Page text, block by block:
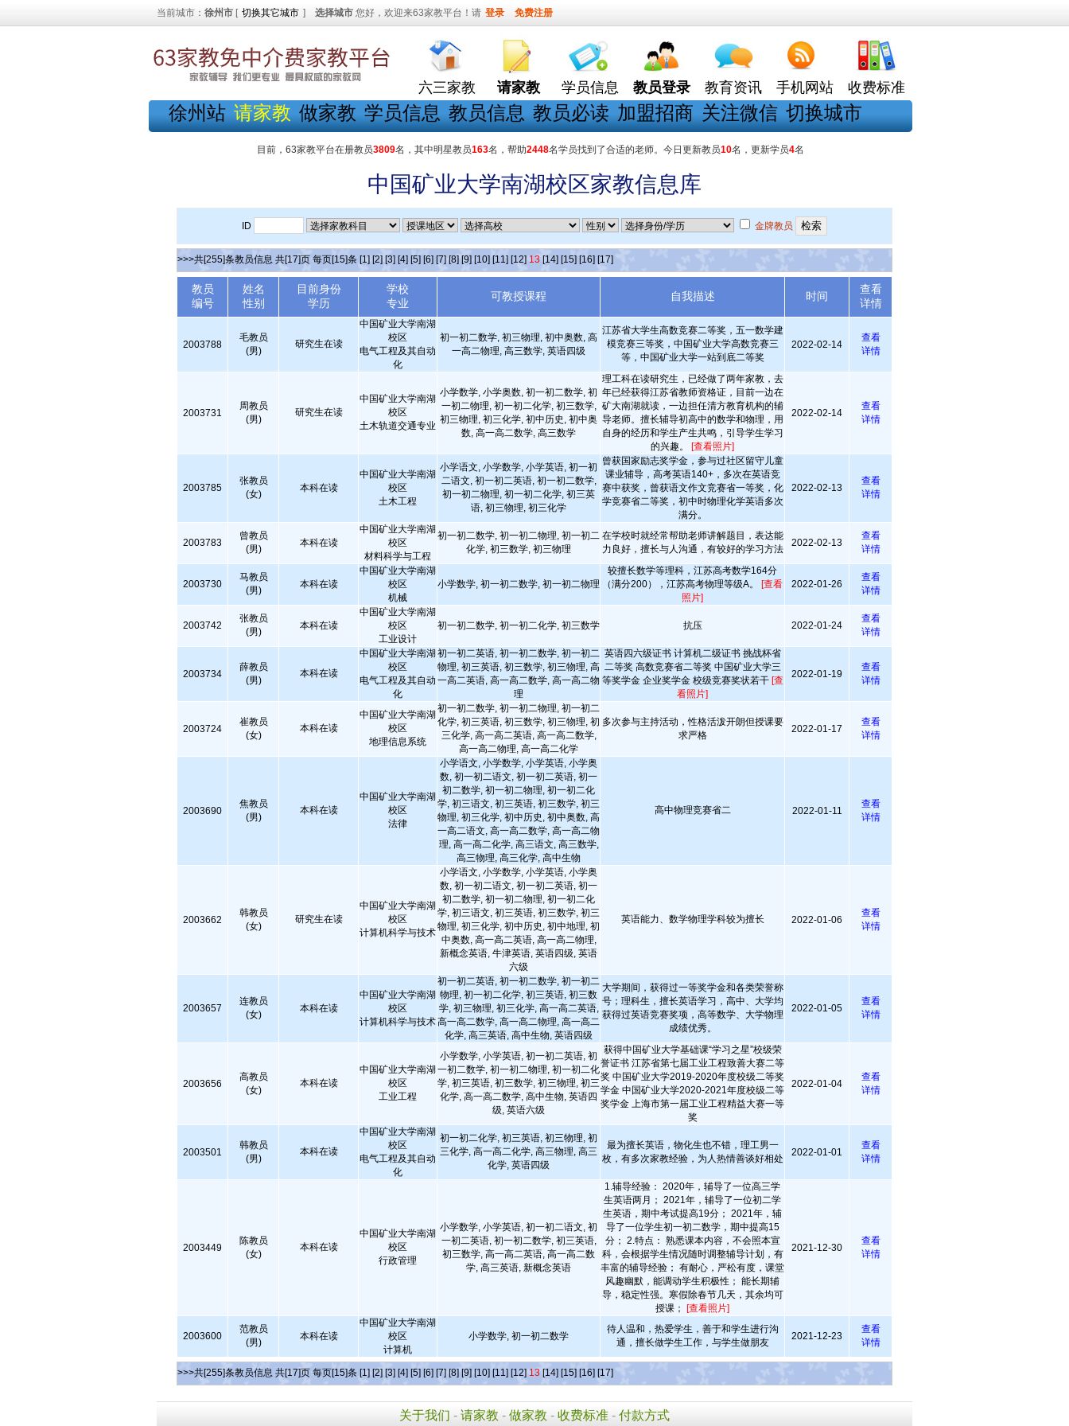
当前城市： 徐州市 [ 切换其它城市 ] 选择城市 您好，欢迎来63家教平台！请 登录 免费注册
六三家教 请家教 学员信息 教员登录 教育资讯 手机网站 收费标准
徐州站 请家教 做家教 学员信息 教员信息 教员必读 加盟招商 关注微信 切换城市
目前，63家教平台在册教员3809名，其中明星教员163名，帮助2448名学员找到了合适的老师。今日更新教员10名，更新学员4名
中国矿业大学南湖校区家教信息库
ID 金牌教员
>>>共[255]条教员信息 共[17]页 每页[15]条 [1] [2] [3] [4] [5] [6] [7] [8] [9] [10] [11] [12] 13 [14] [15] [16] [17]
教员
编号
姓名
性别
目前身份
学历
学校
专业
可教授课程 自我描述 时间
查看
详情
2003788
毛教员
(男)
研究生在读
中国矿业大学南湖
校区
电气工程及其自动
化
初一初二数学, 初三物理, 初中奥数, 高
一高二物理, 高三数学, 英语四级
江苏省大学生高数竞赛二等奖，五一数学建
模竞赛三等奖，中国矿业大学高数竞赛三
等，中国矿业大学一站到底二等奖
2022-02-14
查看
详情
2003731
周教员
(男)
研究生在读
中国矿业大学南湖
校区
土木轨道交通专业
小学数学, 小学奥数, 初一初二数学, 初
一初二物理, 初一初二化学, 初三数学,
初三物理, 初三化学, 初中历史, 初中奥
数, 高一高二数学, 高三数学
理工科在读研究生，已经做了两年家教，去
年已经获得江苏省教师资格证，目前一边在
矿大南湖就读，一边担任清方教育机构的辅
导老师。擅长辅导初高中的数学和物理，用
自身的经历和学生产生共鸣，引导学生学习
的兴趣。 [查看照片]
2022-02-14
查看
详情
2003785
张教员
(女)
本科在读
中国矿业大学南湖
校区
土木工程
小学语文, 小学数学, 小学英语, 初一初
二语文, 初一初二英语, 初一初二数学,
初一初二物理, 初一初二化学, 初三英
语, 初三物理, 初三化学
曾获国家励志奖学金，参与过社区留守儿童
课业辅导，高考英语140+，多次在英语竞
赛中获奖，曾获语文作文竞赛省一等奖，化
学竞赛省二等奖，初中时物理化学英语多次
满分。
2022-02-13
查看
详情
2003783
曾教员
(男)
本科在读
中国矿业大学南湖
校区
材料科学与工程
初一初二数学, 初一初二物理, 初一初二
化学, 初三数学, 初三物理
在学校时就经常帮助老师讲解题目，表达能
力良好，擅长与人沟通，有较好的学习方法
2022-02-13
查看
详情
2003730
马教员
(男)
本科在读
中国矿业大学南湖
校区
机械
小学数学, 初一初二数学, 初一初二物理
较擅长数学等理科，江苏高考数学164分
（满分200），江苏高考物理等级A。 [查看
照片]
2022-01-26
查看
详情
2003742
张教员
(男)
本科在读
中国矿业大学南湖
校区
工业设计
初一初二数学, 初一初二化学, 初三数学 抗压 2022-01-24
查看
详情
2003734
薛教员
(男)
本科在读
中国矿业大学南湖
校区
电气工程及其自动
化
初一初二英语, 初一初二数学, 初一初二
物理, 初三英语, 初三数学, 初三物理, 高
一高二英语, 高一高二数学, 高一高二物
理
英语四六级证书 计算机二级证书 挑战杯省
二等奖 高数竞赛省二等奖 中国矿业大学三
等奖学金 企业奖学金 校级竞赛奖状若干 [查
看照片]
2022-01-19
查看
详情
2003724
崔教员
(女)
本科在读
中国矿业大学南湖
校区
地理信息系统
初一初二数学, 初一初二物理, 初一初二
化学, 初三英语, 初三数学, 初三物理, 初
三化学, 高一高二英语, 高一高二数学,
高一高二物理, 高一高二化学
多次参与主持活动，性格活泼开朗但授课要
求严格
2022-01-17
查看
详情
2003690
焦教员
(男)
本科在读
中国矿业大学南湖
校区
法律
小学语文, 小学数学, 小学英语, 小学奥
数, 初一初二语文, 初一初二英语, 初一
初二数学, 初一初二物理, 初一初二化
学, 初三语文, 初三英语, 初三数学, 初三
物理, 初三化学, 初中历史, 初中奥数, 高
一高二语文, 高一高二数学, 高一高二物
理, 高一高二化学, 高三语文, 高三数学,
高三物理, 高三化学, 高中生物
高中物理竞赛省二 2022-01-11
查看
详情
2003662
韩教员
(女)
研究生在读
中国矿业大学南湖
校区
计算机科学与技术
小学语文, 小学数学, 小学英语, 小学奥
数, 初一初二语文, 初一初二英语, 初一
初二数学, 初一初二物理, 初一初二化
学, 初三语文, 初三英语, 初三数学, 初三
物理, 初三化学, 初中历史, 初中地理, 初
中奥数, 高一高二英语, 高一高二物理,
新概念英语, 牛津英语, 英语四级, 英语
六级
英语能力、数学物理学科较为擅长 2022-01-06
查看
详情
2003657
连教员
(女)
本科在读
中国矿业大学南湖
校区
计算机科学与技术
初一初二英语, 初一初二数学, 初一初二
物理, 初一初二化学, 初三英语, 初三数
学, 初三物理, 初三化学, 高一高二英语,
高一高二数学, 高一高二物理, 高一高二
化学, 高三英语, 高中生物, 英语四级
大学期间，获得过一等奖学金和各类荣誉称
号；理科生，擅长英语学习，高中、大学均
获得过英语竞赛奖项，高等数学、大学物理
成绩优秀。
2022-01-05
查看
详情
2003656
高教员
(女)
本科在读
中国矿业大学南湖
校区
工业工程
小学数学, 小学英语, 初一初二英语, 初
一初二数学, 初一初二物理, 初一初二化
学, 初三英语, 初三数学, 初三物理, 初三
化学, 高一高二数学, 高中生物, 英语四
级, 英语六级
获得中国矿业大学基础课“学习之星”校级荣
誉证书 江苏省第七届工业工程致善大赛二等
奖 中国矿业大学2019-2020年度校级二等奖
学金 中国矿业大学2020-2021年度校级二等
奖学金 上海市第一届工业工程精益大赛一等
奖
2022-01-04
查看
详情
2003501
韩教员
(男)
本科在读
中国矿业大学南湖
校区
电气工程及其自动
化
初一初二化学, 初三英语, 初三物理, 初
三化学, 高一高二化学, 高三物理, 高三
化学, 英语四级
最为擅长英语，物化生也不错，理工男一
枚，有多次家教经验，为人热情善谈好相处
2022-01-01
查看
详情
2003449
陈教员
(女)
本科在读
中国矿业大学南湖
校区
行政管理
小学数学, 小学英语, 初一初二语文, 初
一初二英语, 初一初二数学, 初三英语,
初三数学, 高一高二英语, 高一高二数
学, 高三英语, 新概念英语
1.辅导经验： 2020年，辅导了一位高三学
生英语两月； 2021年，辅导了一位初二学
生英语，期中考试提高19分； 2021年，辅
导了一位学生初一初二数学，期中提高15
分； 2.特点： 熟悉课本内容，不会照本宣
科，会根据学生情况随时调整辅导计划，有
丰富的辅导经验； 有耐心，严松有度，课堂
风趣幽默，能调动学生积极性； 能长期辅
导，稳定性强。寒假除春节几天，其余均可
授课； [查看照片]
2021-12-30
查看
详情
2003600
范教员
(男)
本科在读
中国矿业大学南湖
校区
计算机
小学数学, 初一初二数学
待人温和，热爱学生，善于和学生进行沟
通，擅长做学生工作，与学生做朋友
2021-12-23
查看
详情
>>>共[255]条教员信息 共[17]页 每页[15]条 [1] [2] [3] [4] [5] [6] [7] [8] [9] [10] [11] [12] 13 [14] [15] [16] [17]
关于我们 - 请家教 - 做家教 - 收费标准 - 付款方式